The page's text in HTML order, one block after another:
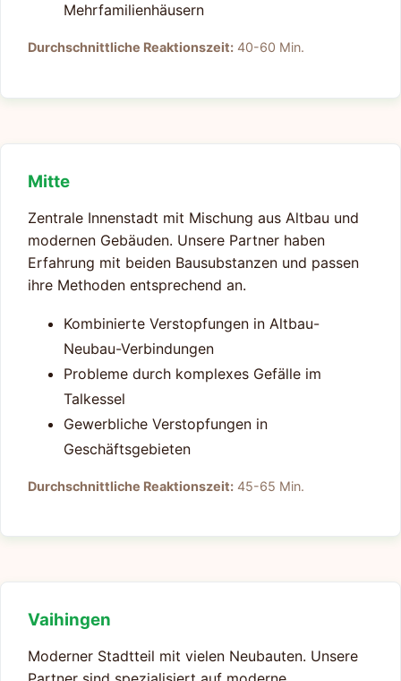
Mehrfamilienhäusern
Durchschnittliche Reaktionszeit: 40-60 Min.
Mitte
Zentrale Innenstadt mit Mischung aus Altbau und
modernen Gebäuden. Unsere Partner haben
Erfahrung mit beiden Bausubstanzen und passen
ihre Methoden entsprechend an.
Kombinierte Verstopfungen in Altbau-
Neubau-Verbindungen
Probleme durch komplexes Gefälle im
Talkessel
Gewerbliche Verstopfungen in
Geschäftsgebieten
Durchschnittliche Reaktionszeit: 45-65 Min.
Vaihingen
Moderner Stadtteil mit vielen Neubauten. Unsere